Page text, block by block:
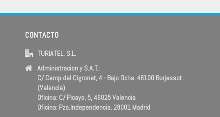
CONTACTO
TURIATEL, S.L.
Administracion y S.A.T.:
C/ Camp del Cigronet, 4 - Bajo Dcha. 46100 Burjassot
(Valencia)
Oficina: C/ Picayo, 5, 46025 Valencia
Oficina: Pza.Independencia. 28001 Madrid